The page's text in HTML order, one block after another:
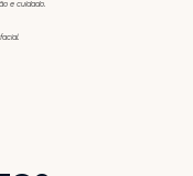
e cuidado.